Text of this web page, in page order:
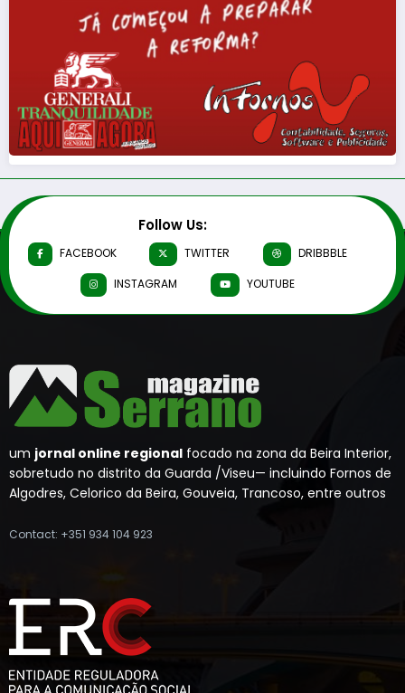
Follow Us:
FACEBOOK TWITTER
DRIBBBLE
INSTAGRAM
YOUTUBE
um jornal online regional focado na zona da Beira Interior,
sobretudo no distrito da Guarda /Viseu— incluindo Fornos de
Algodres, Celorico da Beira, Gouveia, Trancoso, entre outros
Contact: +351 934 104 923